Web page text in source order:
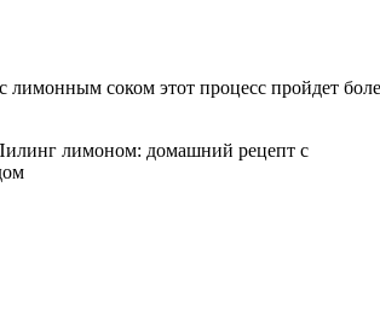
лимонным соком этот процесс пройдет